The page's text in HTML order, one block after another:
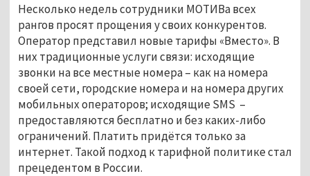
Несколько недель сотрудники МОТИВа всех
рангов просят прощения у своих конкурентов.
Оператор представил новые тарифы «Вместо». В
них традиционные услуги связи: исходящие
звонки на все местные номера – как на номера
своей сети, городские номера и на номера других
мобильных операторов; исходящие SMS –
предоставляются бесплатно и без каких-либо
ограничений. Платить придётся только за
интернет. Такой подход к тарифной политике стал
прецедентом в России.